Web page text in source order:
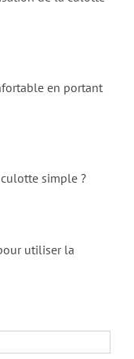
en portant
simple ?
utiliser la